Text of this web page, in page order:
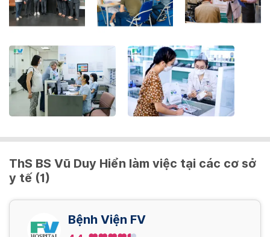
the
keyboard
shortcuts
for
changing
dates.
ThS BS Vũ Duy Hiển làm việc tại các cơ sở
y tế (1)
Bệnh Viện FV